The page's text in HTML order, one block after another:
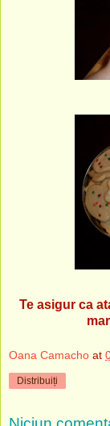
Te asigur ca
Oana Camacho at
Distribuiți